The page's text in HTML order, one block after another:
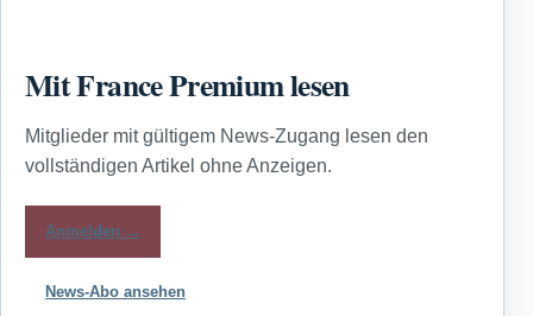
Mit France Premium lesen
Mitglieder mit gültigem News-Zugang lesen den
vollständigen Artikel ohne Anzeigen.
Anmelden →
News-Abo ansehen